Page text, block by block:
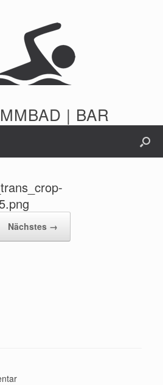
| BAR
Nächstes →